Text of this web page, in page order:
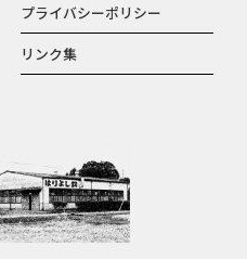
プライバシーポリシー
リンク集